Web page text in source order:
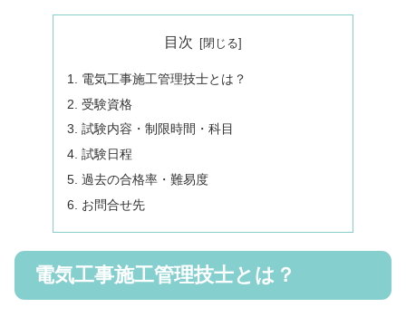
目次
電気工事施工管理技士とは？
受験資格
試験内容・制限時間・科目
試験日程
過去の合格率・難易度
お問合せ先
電気工事施工管理技士とは？